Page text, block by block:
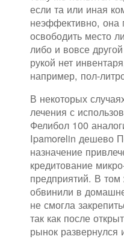
если та или иная
неэффективно, она
освободить место
либо и вовсе
рукой нет
например, пол-
В некоторых
лечения с
Фелибол 100
Ipamorelin дешево
назначение
кредитование
предприятий. В
обвинили в
не смогла
так как после
рынок развернулся